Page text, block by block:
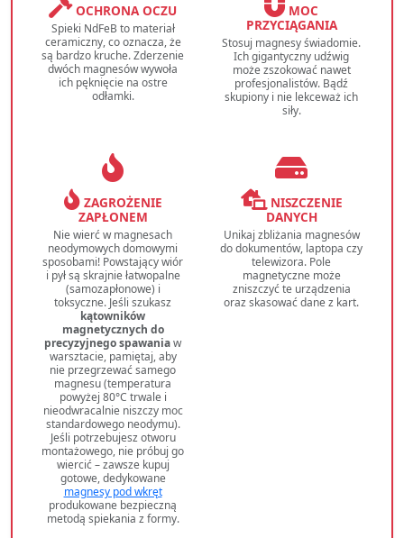
OCHRONA OCZU
Spieki NdFeB to materiał
ceramiczny, co oznacza, że
są bardzo kruche. Zderzenie
dwóch magnesów wywoła
ich pęknięcie na ostre
odłamki.
MOC
PRZYCIĄGANIA
Stosuj magnesy świadomie.
Ich gigantyczny udźwig
może zszokować nawet
profesjonalistów. Bądź
skupiony i nie lekceważ ich
siły.
ZAGROŻENIE
ZAPŁONEM
Nie wierć w magnesach
neodymowych domowymi
sposobami! Powstający wiór
i pył są skrajnie łatwopalne
(samozapłonowe) i
toksyczne. Jeśli szukasz
kątowników
magnetycznych do
precyzyjnego spawaniaw
warsztacie, pamiętaj, aby
nie przegrzewać samego
magnesu (temperatura
powyżej 80°C trwale i
nieodwracalnie niszczy moc
standardowego neodymu).
Jeśli potrzebujesz otworu
montażowego, nie próbuj go
wiercić – zawsze kupuj
gotowe, dedykowane
magnesy pod wkręt
produkowane bezpieczną
metodą spiekania z formy.
NISZCZENIE
DANYCH
Unikaj zbliżania magnesów
do dokumentów, laptopa czy
telewizora. Pole
magnetyczne może
zniszczyć te urządzenia
oraz skasować dane z kart.